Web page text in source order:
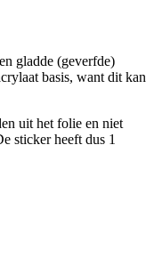
gladde (geverfde)
basis, want dit kan
uit het folie en niet
sticker heeft dus 1